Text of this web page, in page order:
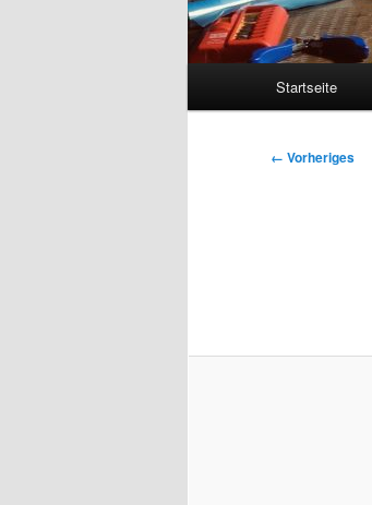
Startseite
Bilder-
← Vorheriges